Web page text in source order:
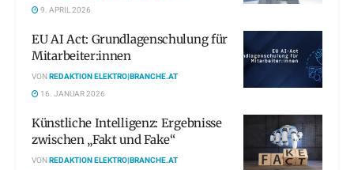
9. APRIL 2026
EU AI Act: Grundlagenschulung für
Mitarbeiter:innen
VONREDAKTION ELEKTRO|BRANCHE.AT
16. JANUAR 2026
Künstliche Intelligenz: Ergebnisse
zwischen „Fakt und Fake“
VONREDAKTION ELEKTRO|BRANCHE.AT